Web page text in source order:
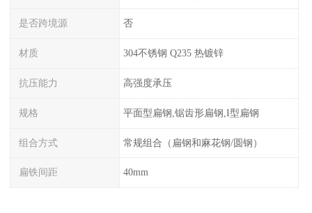
是否跨境源 否
材质 304不锈钢 Q235 热镀锌
抗压能力 高强度承压
规格 平面型扁钢,锯齿形扁钢,I型扁钢
组合方式 常规组合（扁钢和麻花钢/圆钢）
扁铁间距 40mm